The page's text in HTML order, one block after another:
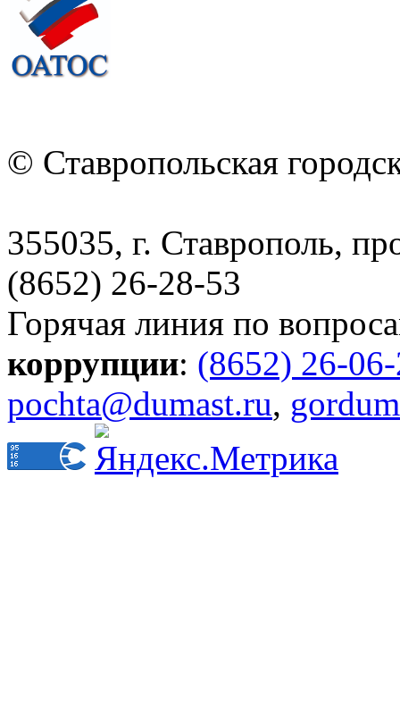
© Ставропольская
355035, г. Ставрополь,
(8652) 26-28-53
Горячая линия по
коррупции: (8652) 26-
pochta@dumast.ru,